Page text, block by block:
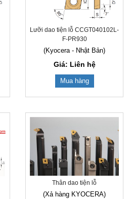
Lưỡi dao tiện lỗ CCGT040102L-
F-PR930
(Kyocera - Nhật Bản)
Giá: Liên hệ
Mua hàng
Thân dao tiện lỗ
(Xả hàng KYOCERA)